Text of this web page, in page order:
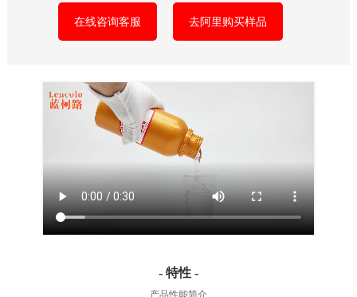
在线咨询客服 去阿里购买样品
- 特性 -
产品性能简介